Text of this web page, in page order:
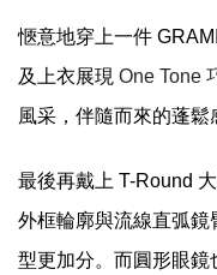
愜意地穿上一件
及上衣展現 One Tone
風采，伴隨而來的蓬鬆
最後再戴上 T-Round
外框輪廓與流線直弧
型更加分。而圓形眼